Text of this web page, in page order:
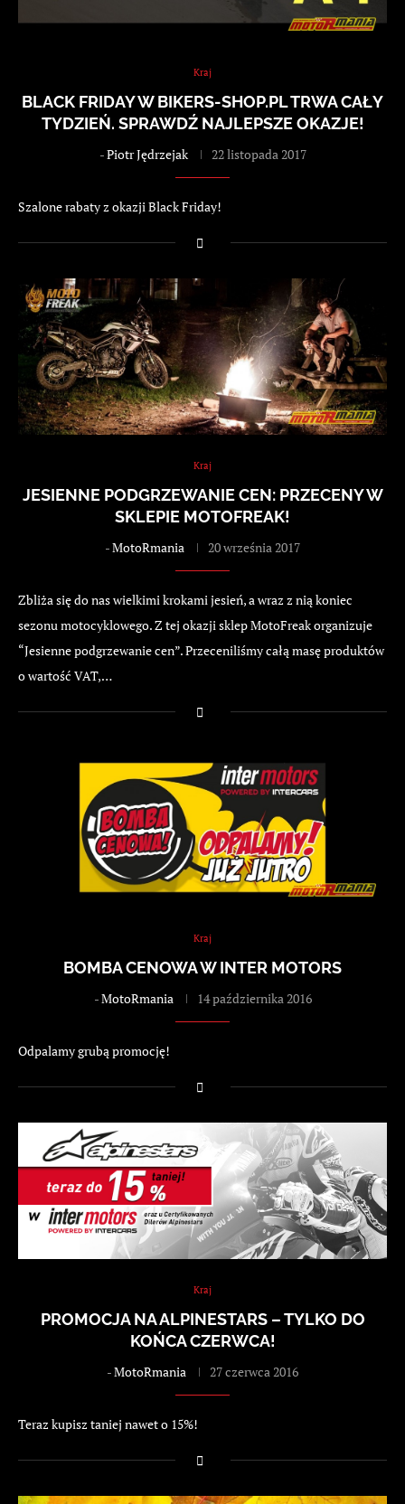
Kraj
BLACK FRIDAY W BIKERS-SHOP.PL TRWA CAŁY
TYDZIEŃ. SPRAWDŹ NAJLEPSZE OKAZJE!
-Piotr Jędrzejak 22 listopada 2017
Szalone rabaty z okazji Black Friday!
Kraj
JESIENNE PODGRZEWANIE CEN: PRZECENY W
SKLEPIE MOTOFREAK!
-MotoRmania 20 września 2017
Zbliża się do nas wielkimi krokami jesień, a wraz z nią koniec
sezonu motocyklowego. Z tej okazji sklep MotoFreak organizuje
“Jesienne podgrzewanie cen”. Przeceniliśmy całą masę produktów
o wartość VAT,…
Kraj
BOMBA CENOWA W INTER MOTORS
-MotoRmania 14 października 2016
Odpalamy grubą promocję!
Kraj
PROMOCJA NA ALPINESTARS – TYLKO DO
KOŃCA CZERWCA!
-MotoRmania 27 czerwca 2016
Teraz kupisz taniej nawet o 15%!